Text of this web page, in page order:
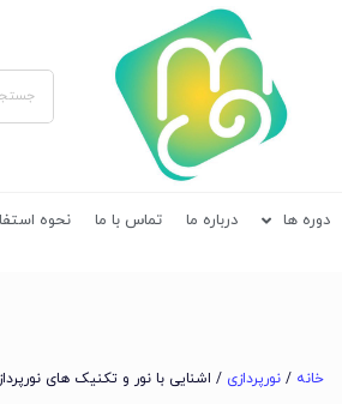
دوره ها درباره ما تماس با ما نحوه
خانه / نورپردازی / اشنایی با نور و تکنیک های